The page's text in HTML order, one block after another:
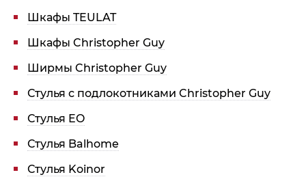
Шкафы TEULAT
Шкафы Christopher Guy
Ширмы Christopher Guy
Стулья с подлокотниками Christopher Guy
Стулья EO
Стулья Balhome
Стулья Koinor